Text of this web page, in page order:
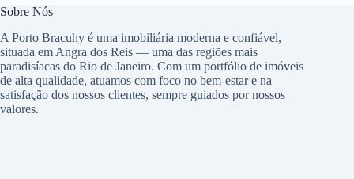
Sobre Nós
A Porto Bracuhy é uma imobiliária moderna e confiável,
situada em Angra dos Reis — uma das regiões mais
paradisíacas do Rio de Janeiro. Com um portfólio de imóveis
de alta qualidade, atuamos com foco no bem-estar e na
satisfação dos nossos clientes, sempre guiados por nossos
valores.